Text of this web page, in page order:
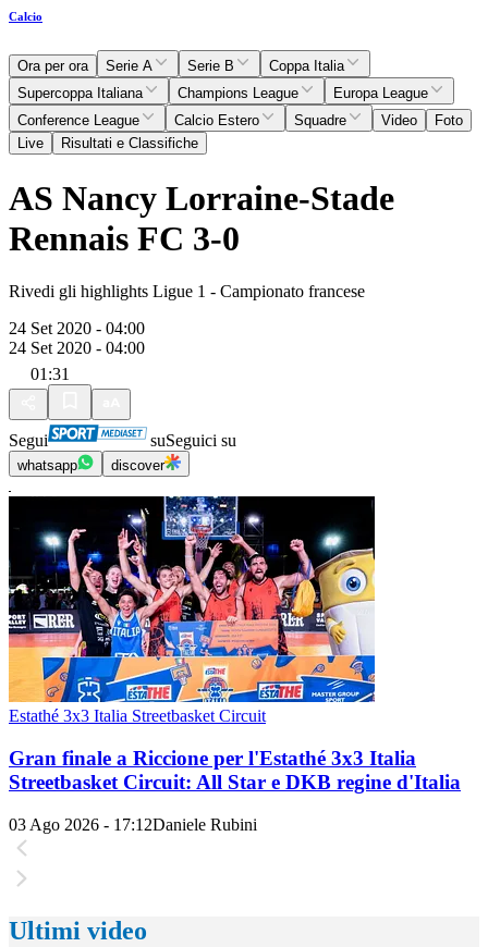
Calcio
Ora per ora Serie A Serie B
Coppa Italia
Supercoppa Italiana
Champions League
Europa League
Conference League
Calcio Estero Squadre Video
Foto
Live
Risultati e Classifiche
AS Nancy Lorraine-Stade
Rennais FC 3-0
Rivedi gli highlights Ligue 1 - Campionato francese
24 Set 2020 - 04:00
24 Set 2020 - 04:00
01:31
Segui suSeguici su
whatsapp discover
Estathé 3x3 Italia Streetbasket Circuit
Gran finale a Riccione per l'Estathé 3x3 Italia
Streetbasket Circuit: All Star e DKB regine d'Italia
03 Ago 2026 - 17:12Daniele Rubini
Ultimi video